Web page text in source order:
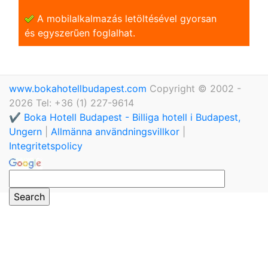
A mobilalkalmazás letöltésével gyorsan
és egyszerũen foglalhat.
www.bokahotellbudapest.com Copyright © 2002 -
2026 Tel: +36 (1) 227-9614
✔️ Boka Hotell Budapest - Billiga hotell i Budapest,
Ungern
Allmänna användningsvillkor
Integritetspolicy